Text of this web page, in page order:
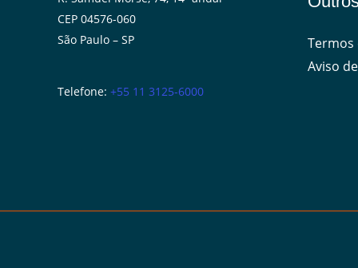
CEP 04576-060
São Paulo – SP
Telefone: +55 11 3125-6000
Termos
Aviso